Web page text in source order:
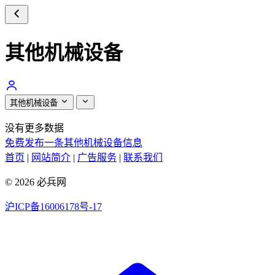
其他机械设备
其他机械设备
没有更多数据
免费发布一条其他机械设备信息
首页 | 网站简介 | 广告服务 | 联系我们
© 2026 必兵网
沪ICP备16006178号-17